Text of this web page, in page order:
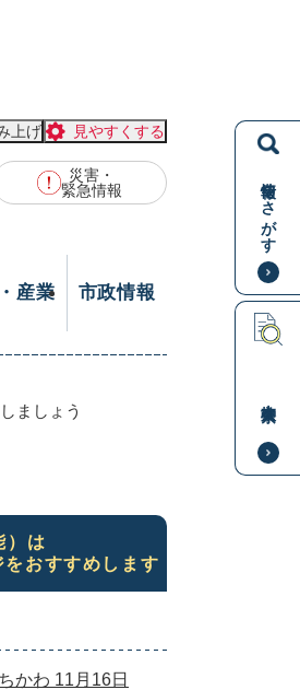
情報をさがす
上げ 見やすくする
災害・
緊急情報
産業 市政情報
ましょう
）は
をおすすめします
かわ 11月16日